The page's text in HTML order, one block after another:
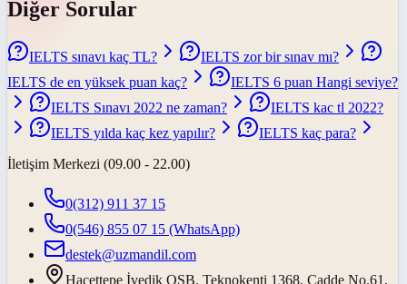
Diğer Sorular
IELTS sınavı kaç TL?
IELTS zor bir sınav mı?
IELTS de en yüksek puan kaç?
IELTS 6 puan Hangi seviye?
IELTS Sınavı 2022 ne zaman?
IELTS kac tl 2022?
IELTS yılda kaç kez yapılır?
IELTS kaç para?
İletişim Merkezi (09.00 - 22.00)
0(312) 911 37 15
0(546) 855 07 15 (WhatsApp)
destek@uzmandil.com
Hacettepe İvedik OSB. Teknokenti 1368. Cadde No.61,